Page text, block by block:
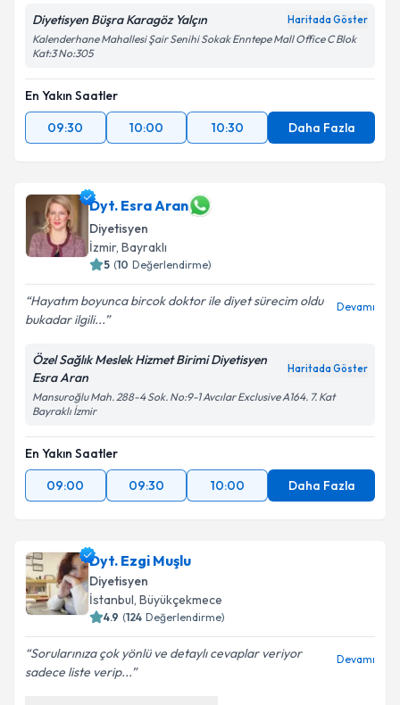
Diyetisyen Büşra Karagöz Yalçın Haritada Göster
Kalenderhane Mahallesi Şair Senihi Sokak Enntepe Mall Office C Blok
Kat:3 No:305
En Yakın Saatler
09:30
10:00 10:30 Daha Fazla
Dyt. Esra Aran
Diyetisyen
İzmir, Bayraklı
5 (10 Değerlendirme)
Hayatım boyunca bircok doktor ile diyet sürecim oldu
bukadar ilgili...
Devamı
Özel Sağlık Meslek Hizmet Birimi Diyetisyen
Esra Aran
Haritada Göster
Mansuroğlu Mah. 288-4 Sok. No:9-1 Avcılar Exclusive A164. 7. Kat
Bayraklı İzmir
En Yakın Saatler
09:00
09:30 10:00 Daha Fazla
Dyt. Ezgi Muşlu
Diyetisyen
İstanbul, Büyükçekmece
4.9 (124 Değerlendirme)
Sorularınıza çok yönlü ve detaylı cevaplar veriyor
sadece liste verip...
Devamı